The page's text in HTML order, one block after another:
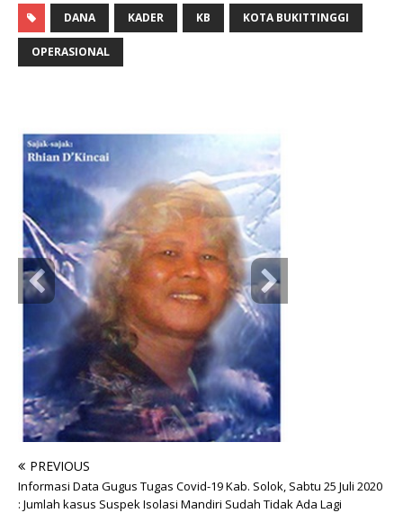
DANA KADER KB KOTA BUKITTINGGI
OPERASIONAL
PREVIOUS
Informasi Data Gugus Tugas Covid-19 Kab. Solok, Sabtu 25 Juli 2020
: Jumlah kasus Suspek Isolasi Mandiri Sudah Tidak Ada Lagi